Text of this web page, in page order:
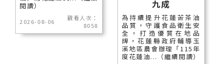
閱讀）
2026-08-06
觀看人次：
8058
九成
為持續提升花蓮苦茶油
品質，守護食品衛生安
全，打造優質在地品
牌，花蓮縣政府輔導玉
溪地區農會辦理「115年
度花蓮油...（繼續閱讀）